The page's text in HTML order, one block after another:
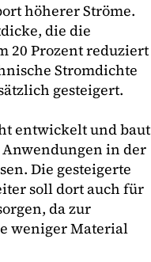
höherer Ströme.
die die
20 Prozent reduziert
Stromdichte
gesteigert.
entwickelt und baut
in der
Die gesteigerte
soll dort auch für
da zur
weniger Material